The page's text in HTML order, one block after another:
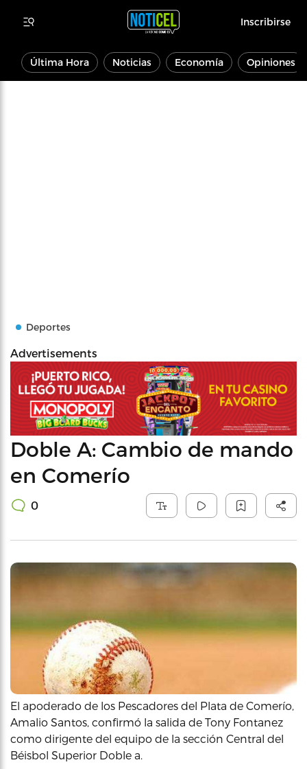
Inscribirse
Última Hora Noticias Economía Opiniones
Deportes
Advertisements
Doble A: Cambio de mando
en Comerío
0
El apoderado de los Pescadores del Plata de Comerío,
Amalio Santos, confirmó la salida de Tony Fontanez
como dirigente del equipo de la sección Central del
Béisbol Superior Doble a.